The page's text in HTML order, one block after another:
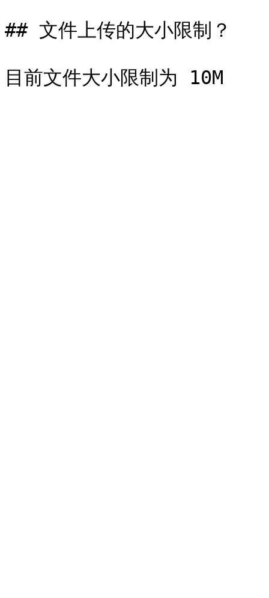
## 文件上传的大小限制？